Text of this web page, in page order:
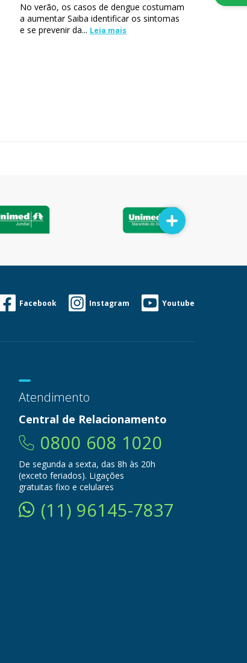
No verão, os casos de dengue costumam
a aumentar Saiba identificar os sintomas
e se prevenir da... Leia mais
Facebook Instagram Youtube
Atendimento
Central de Relacionamento
0800 608 1020
De segunda a sexta, das 8h às 20h
(exceto feriados). Ligações
gratuitas fixo e celulares
(11) 96145-7837